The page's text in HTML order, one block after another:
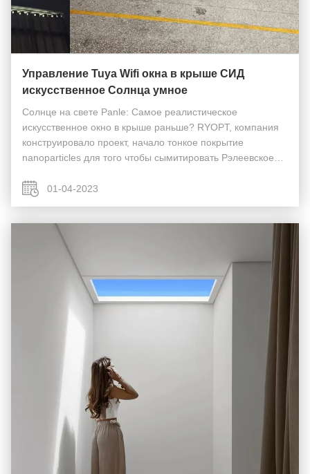
Управление Tuya Wifi окна в крыше СИД
искусственное Солнца умное
Солнце на свете Panle: Самое реалистическое
искусственное окно в крыше раньше? RYOPT, компания
конструировало проект, начало тонкое покрытие
nanoparticles для того чтобы сымитировать Рэлеевское
атмосферический разбрасывать был повторять в
01-04-2023